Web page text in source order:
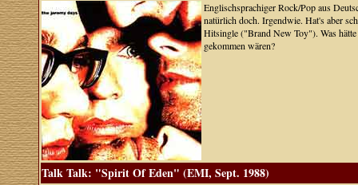
Englischsprachiger Rock/Pop aus
natürlich doch. Irgendwie. Hat's aber
Hitsingle ("Brand New Toy"). Was
gekommen wären?
Talk Talk: "Spirit Of Eden" (EMI, Sept. 1988)